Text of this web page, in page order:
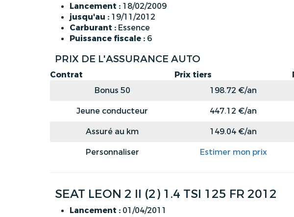
Lancement : 18/02/2009
jusqu'au : 19/11/2012
Carburant : Essence
Puissance fiscale : 6
PRIX DE L'ASSURANCE AUTO
Contrat Prix tiers
Bonus 50
198.72 €/an
Jeune conducteur
447.12 €/an
Assuré au km
149.04 €/an
Personnaliser
Estimer mon prix
SEAT LEON 2 II (2) 1.4 TSI 125 FR 2012
Lancement : 01/04/2011